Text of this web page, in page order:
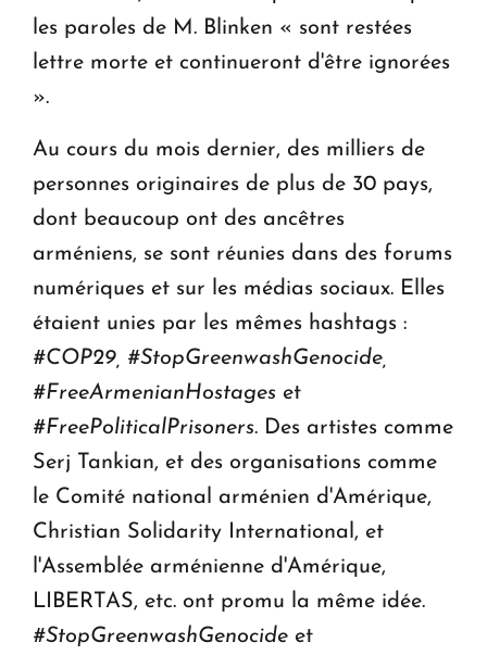
les paroles de M. Blinken « sont restées
lettre morte et continueront d'être ignorées
».
Au cours du mois dernier, des milliers de
personnes originaires de plus de 30 pays,
dont beaucoup ont des ancêtres
arméniens, se sont réunies dans des forums
numériques et sur les médias sociaux. Elles
étaient unies par les mêmes hashtags :
#COP29, #StopGreenwashGenocide,
#FreeArmenianHostages et
#FreePoliticalPrisoners. Des artistes comme
Serj Tankian, et des organisations comme
le Comité national arménien d'Amérique,
Christian Solidarity International, et
l'Assemblée arménienne d'Amérique,
LIBERTAS, etc. ont promu la même idée.
#StopGreenwashGenocide et